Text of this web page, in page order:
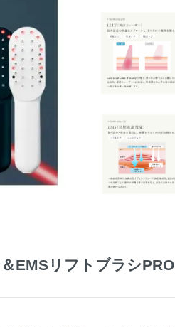
EMSリフトブラシPRO